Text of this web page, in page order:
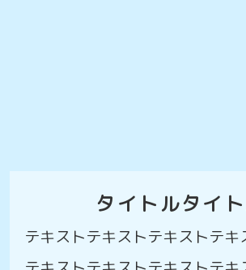
タイトルタイ
テキストテキストテキストテキ